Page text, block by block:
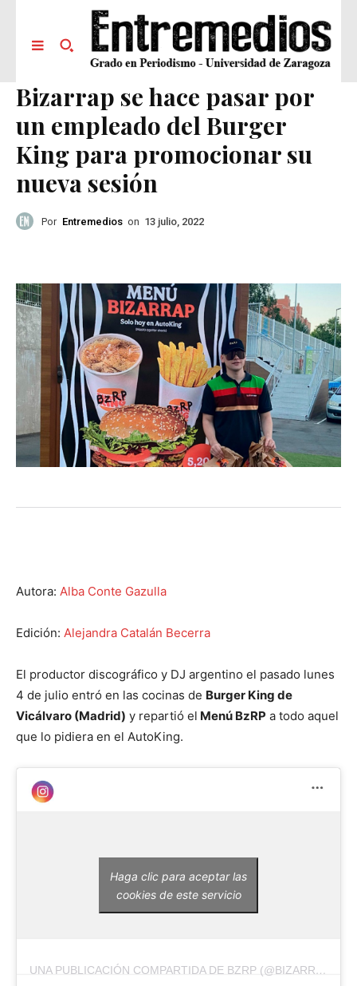
Bizarrap se hace pasar por
un empleado del Burger
King para promocionar su
nueva sesión
Por Entremedios on 13 julio, 2022
Autora: Alba Conte Gazulla
Edición: Alejandra Catalán Becerra
El productor discográfico y DJ argentino el pasado lunes
4 de julio entró en las cocinas de Burger King de
Vicálvaro (Madrid) y repartió el Menú BzRP a todo aquel
que lo pidiera en el AutoKing.
UNA PUBLICACIÓN COMPARTIDA DE BZRP (@BIZARRAP)
Haga clic para aceptar las
cookies de este servicio